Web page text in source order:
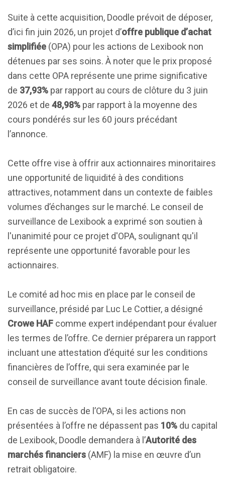
Suite à cette acquisition, Doodle prévoit de déposer,
d’ici fin juin 2026, un projet d’offre publique d’achat
simplifiée (OPA) pour les actions de Lexibook non
détenues par ses soins. À noter que le prix proposé
dans cette OPA représente une prime significative
de 37,93% par rapport au cours de clôture du 3 juin
2026 et de 48,98% par rapport à la moyenne des
cours pondérés sur les 60 jours précédant
l’annonce.
Cette offre vise à offrir aux actionnaires minoritaires
une opportunité de liquidité à des conditions
attractives, notamment dans un contexte de faibles
volumes d’échanges sur le marché. Le conseil de
surveillance de Lexibook a exprimé son soutien à
l'unanimité pour ce projet d'OPA, soulignant qu'il
représente une opportunité favorable pour les
actionnaires.
Le comité ad hoc mis en place par le conseil de
surveillance, présidé par Luc Le Cottier, a désigné
Crowe HAF comme expert indépendant pour évaluer
les termes de l’offre. Ce dernier préparera un rapport
incluant une attestation d’équité sur les conditions
financières de l’offre, qui sera examinée par le
conseil de surveillance avant toute décision finale.
En cas de succès de l’OPA, si les actions non
présentées à l’offre ne dépassent pas 10% du capital
de Lexibook, Doodle demandera à l’Autorité des
marchés financiers (AMF) la mise en œuvre d’un
retrait obligatoire.